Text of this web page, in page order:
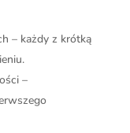
– każdy z krótką
–